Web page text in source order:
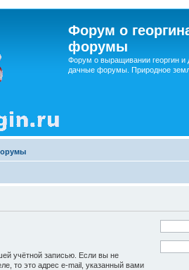
Форум о
форумы
Форум о выращивании георгин и
дачные форумы. Природное
учётной записью. Если вы не
то это адрес e-mail, указанный вами